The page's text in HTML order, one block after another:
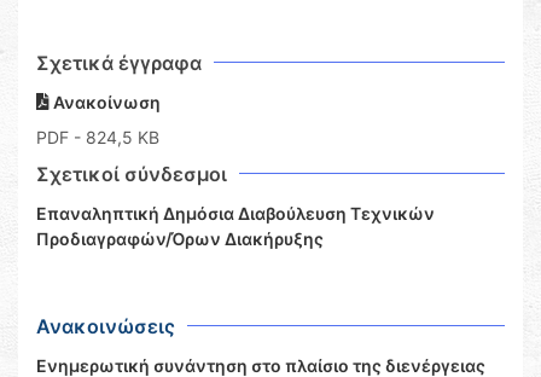
Σχετικά έγγραφα
Ανακοίνωση
PDF - 824,5 KB
Σχετικοί σύνδεσμοι
Eπαναληπτική Δημόσια Διαβούλευση Τεχνικών
Προδιαγραφών/Όρων Διακήρυξης
Ανακοινώσεις
Ενημερωτική συνάντηση στο πλαίσιο της διενέργειας